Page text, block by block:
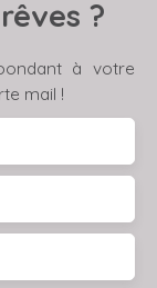
?
à votre
mail !